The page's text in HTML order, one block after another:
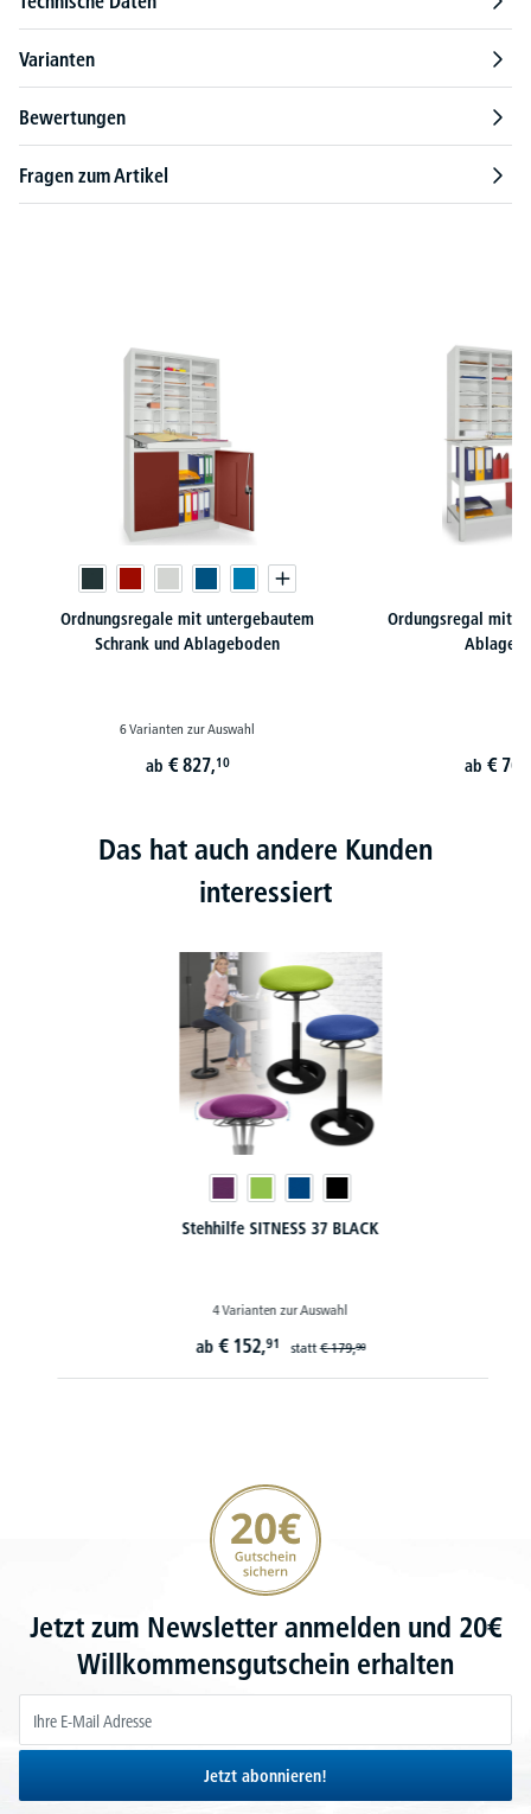
Varianten
Bewertungen
Fragen zum Artikel
Ordnungsregale mit untergebautem
Schrank und Ablageboden
6 Varianten zur Auswahl
ab € 827,10
Ordungsregal mit
ab €
Das hat auch andere Kunden
interessiert
Stehhilfe SITNESS 37 BLACK
4 Varianten zur Auswahl
ab€ 152,91 statt€ 179,90
20€ Gutschein sichern
Jetzt zum Newsletter anmelden und 20€
Willkommensgutschein erhalten
Jetzt abonnieren!